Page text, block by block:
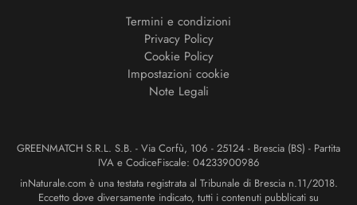
Termini e condizioni
Privacy Policy
Cookie Policy
Impostazioni cookie
Note Legali
GREENMATCH S.R.L. S.B. - Via Corfù, 106 - 25124 - Brescia (BS) - Partita
IVA e CodiceFiscale: 04233900986
inNaturale.com è una testata registrata al Tribunale di Brescia n.11/2018.
Eccetto dove diversamente indicato, tutti i contenuti pubblicati su